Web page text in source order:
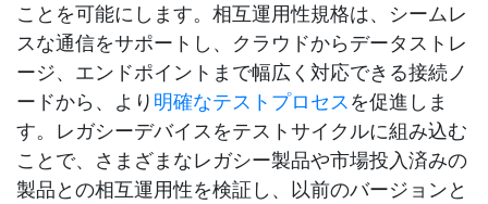
ことを可能にします。相互運用性規格は、シームレ
スな通信をサポートし、クラウドからデータストレ
ージ、エンドポイントまで幅広く対応できる接続ノ
ードから、より 明確なテストプロセスを促進しま
す。レガシーデバイスをテストサイクルに組み込む
ことで、さまざまなレガシー製品や市場投入済みの
製品との相互運用性を検証し、以前のバージョンと